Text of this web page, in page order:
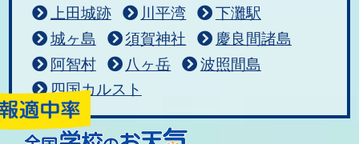
上田城跡
川平湾
下灘駅
城ヶ島
須賀神社
慶良間諸島
阿智村
八ヶ岳
波照間島
四国カルスト